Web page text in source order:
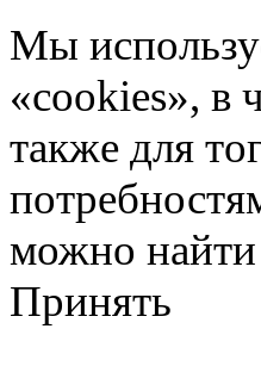
Мы
«cookies», в
также для
можно найти
Принять